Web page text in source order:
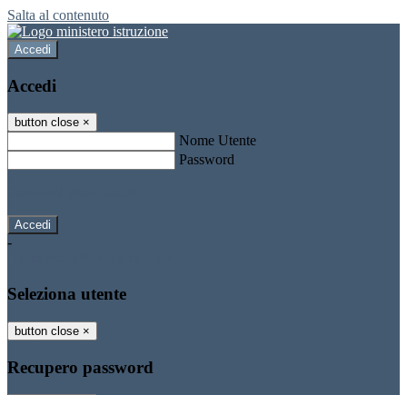
Salta al contenuto
Accedi
Accedi
button close ×
Nome Utente
Password
-
Seleziona utente
button close ×
Recupero password